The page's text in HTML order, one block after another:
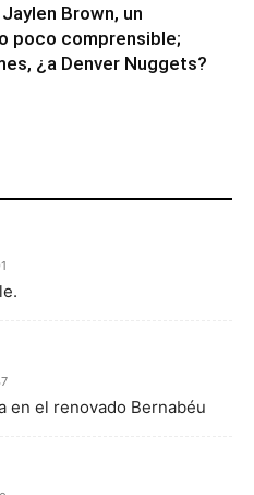
Brown, un
poco comprensible;
¿a Denver Nuggets?
en el renovado Bernabéu